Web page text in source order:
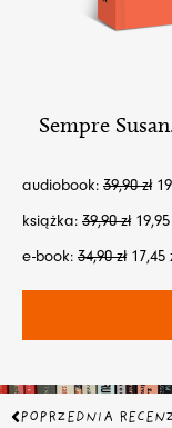
Sempre
audiobook: 39,90zł
książka: 39,90zł 19,95
e-book: 34,90zł 17,45
Prev
POPRZEDNIA